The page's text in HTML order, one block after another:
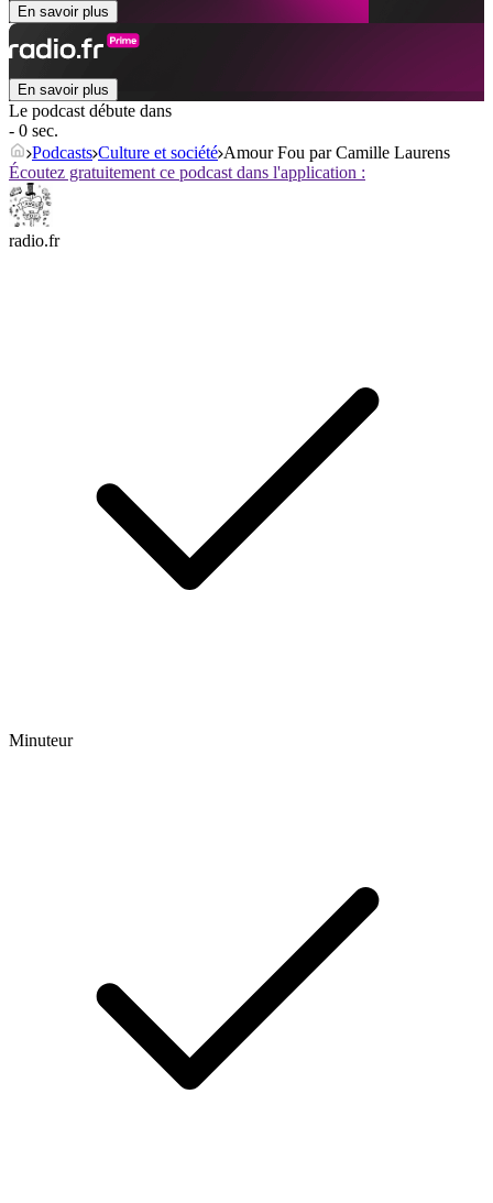
En savoir plus
En savoir plus
Le podcast débute dans
- 0 sec.
Podcasts Culture et société Amour Fou par Camille Laurens
Écoutez gratuitement ce podcast dans l'application :
radio.fr
Minuteur